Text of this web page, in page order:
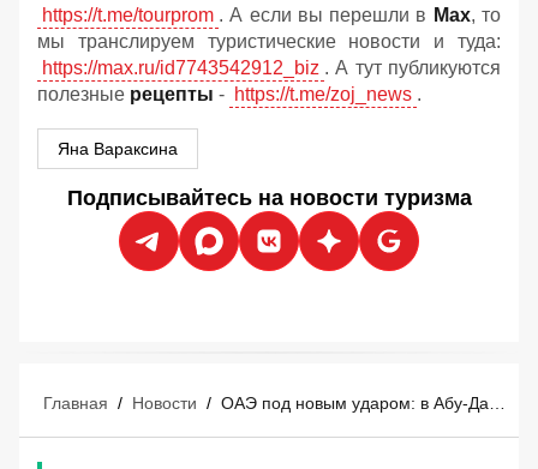
https://t.me/tourprom . А если вы перешли в Мах, то
мы транслируем туристические новости и туда:
https://max.ru/id7743542912_biz . А тут публикуются
полезные рецепты - https://t.me/zoj_news .
Яна Вараксина
Подписывайтесь на новости туризма
Главная / Новости /